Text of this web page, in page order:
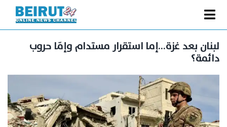
content
Toggle
Navigation
الصفحة الرئيسية
سياسة
رياضة
لبنان بعد غزة…إما استقرار مستدام وإمّا حروب
دائمة؟